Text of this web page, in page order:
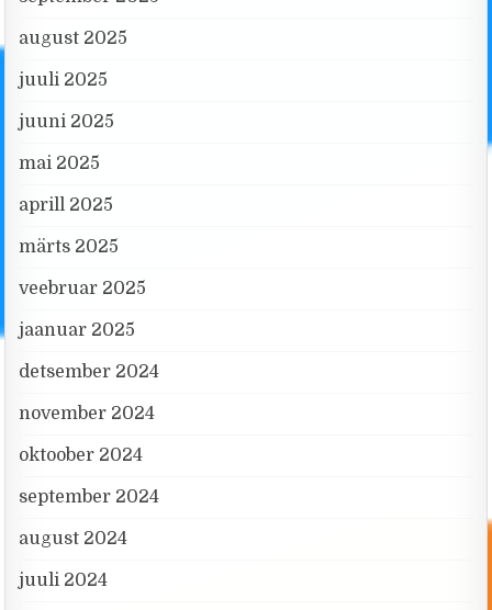
august 2025
juuli 2025
juuni 2025
mai 2025
aprill 2025
märts 2025
veebruar 2025
jaanuar 2025
detsember 2024
november 2024
oktoober 2024
september 2024
august 2024
juuli 2024